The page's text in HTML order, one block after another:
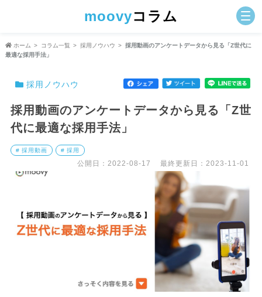
moovyコラム
ホーム コラム一覧 採用ノウハウ
採用動画のアンケートデータから見る「Z世代に
最適な採用手法」
採用ノウハウ
採用動画のアンケートデータから見る「Z世
代に最適な採用手法」
# 採用動画 # 採用
公開日：2022-08-17 最終更新日：2023-11-01